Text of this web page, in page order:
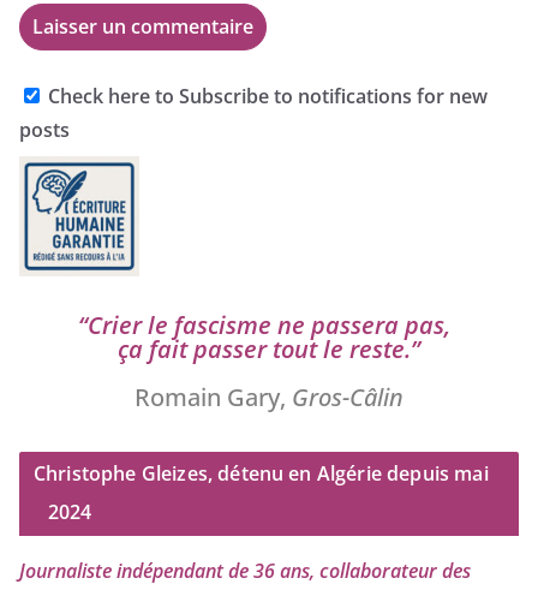
Check here to Subscribe to notifications for new
posts
“Crier le fas­cisme ne pas­se­ra pas,
ça fait pas­ser tout le reste.”
Romain Gary, Gros-Câlin
Christophe Gleizes, détenu en Algérie depuis mai
2024
Journaliste indé­pen­dant de36ans, col­la­bo­ra­teur des